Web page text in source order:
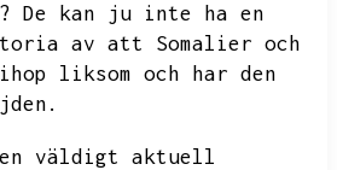
De kan ju inte ha en
av att Somalier och
liksom och har den
en väldigt aktuell